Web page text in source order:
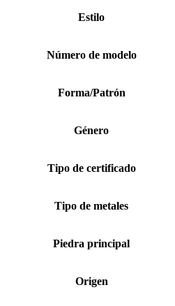
Estilo
Número de modelo
Forma/Patrón
Género
Tipo de certificado
Tipo de metales
Piedra principal
Origen